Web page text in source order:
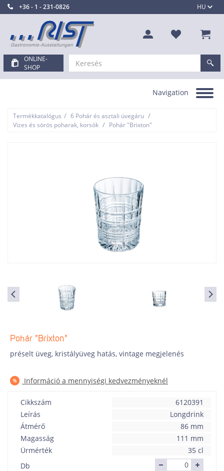
HU
+36 - 1 - 231-0826
ONLINE-
SHOP
Toggle
Navigation
Termékkatalógus / 6 Pohár és asztali üvegáru /
Vizes és sörös poharak, korsók / Pohár "Brixton"
Pohár "Brixton"
préselt üveg, kristályüveg hatás, vintage megjelenés
Információ a mennyiségi kedvezményeknél
Cikkszám
6120391
Leírás
Longdrink
Átmérő
86 mm
Magasság
111 mm
Ürmérték
35 cl
Db